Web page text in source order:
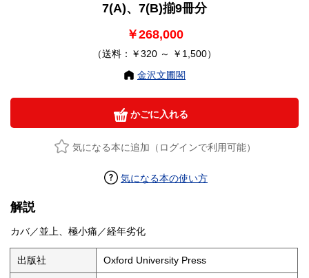
7(A)、7(B)揃9冊分
￥268,000
（送料：￥320 ～ ￥1,500）
金沢文圃閣
かごに入れる
気になる本に追加（ログインで利用可能）
気になる本の使い方
解説
カバ／並上、極小痛／経年劣化
出版社 Oxford University Press